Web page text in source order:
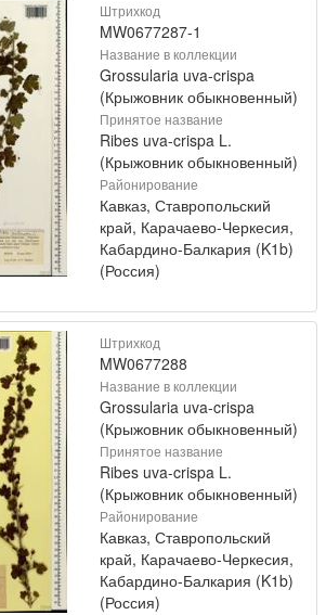
Штрихкод
MW0677287-1
Название в коллекции
Grossularia uva-crispa
(Крыжовник обыкновенный)
Принятое название
Ribes uva-crispa L.
(Крыжовник обыкновенный)
Районирование
Кавказ, Ставропольский
край, Карачаево-Черкесия,
Кабардино-Балкария (K1b)
(Россия)
Штрихкод
MW0677288
Название в коллекции
Grossularia uva-crispa
(Крыжовник обыкновенный)
Принятое название
Ribes uva-crispa L.
(Крыжовник обыкновенный)
Районирование
Кавказ, Ставропольский
край, Карачаево-Черкесия,
Кабардино-Балкария (K1b)
(Россия)